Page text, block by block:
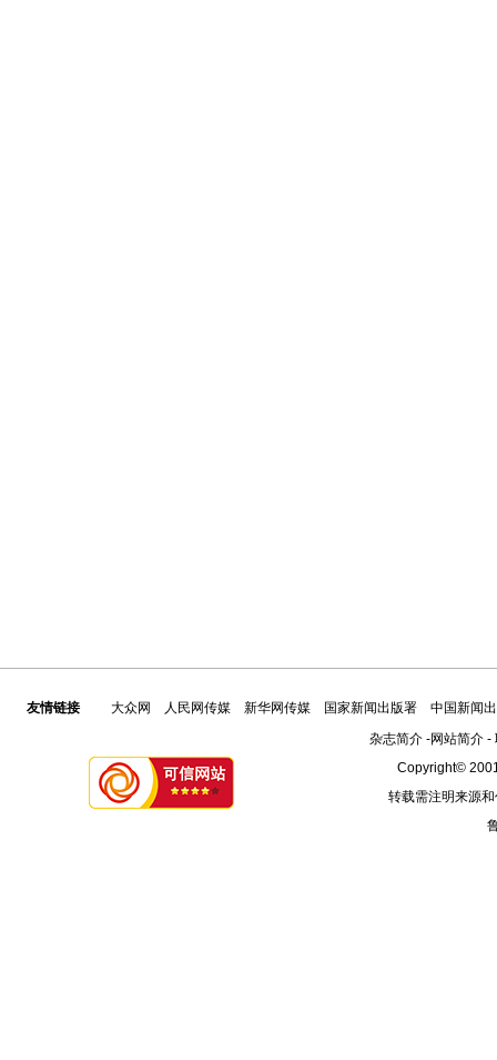
友情链接 大众网 人民网传媒 新华网传媒 国家新闻出版署
中国新闻
杂志简介-网站简介-
Copyright©
转载需注明来源